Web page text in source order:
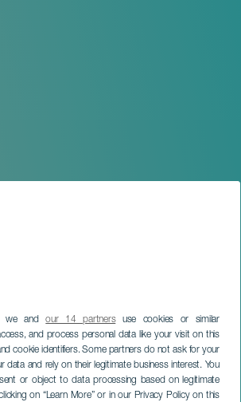
we andour 14 partnersuse cookies or similar
and process personal data like your visit on this
cookie identifiers. Some partners do not ask for your
data and rely on their legitimate business interest. You
or object to data processing based on legitimate
on “Learn More” or in our Privacy Policy on this